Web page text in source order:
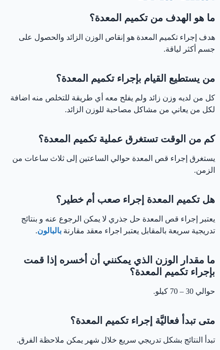
ما هو الهدف من تكميم المعدة؟
هدف إجراء تكميم المعدة هو إنقاص الوزن الزائد والحصول على
جسم أكثر لياقة.
من يستطيع القيام بإجراء تكميم المعدة؟
كل من لديه وزن زائد ولم يفلح معه أي طريقة للتخلص منه اضافة
لكل من يعاني من مشاكل مصاحبة للوزن الزائد.
كم من الوقت تستغرق عملية تكميم المعدة؟
يستغرق إجراء قص المعدة حوالي الساعتين إلى ثلاث ساعات من
الزمن.
هل تكميم المعدة إجراء صعب أم خطير؟
يعتبر إجراء قص المعدة حل جذري لا يمكن الرجوع عنه و بنتائج
تدريجية سريعة بالمقابل يعتبر اجراء معقد مقارنة بالبالون.
ما مقدار الوزن الذي يمكنني أن أخسره إذا قمت
بإجراء تكميم المعدة؟
حوالي 30 – 70 كيلو.
متى تبدأ فعاليَّة إجراء تكميم المعدة؟
تبدأ النتائج بشكل تدريجي سريع خلال شهر يمكن ملاحظة الفرق.